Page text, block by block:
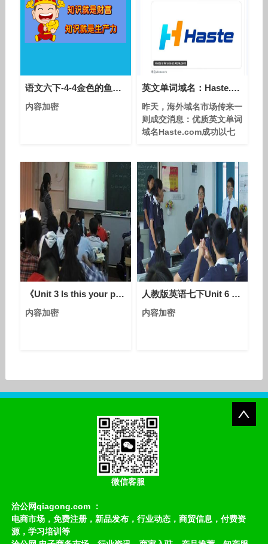
语文六下-4-4金色的鱼钩-优质课教学视频
内容加密
英文单词域名：Haste.com以七位数美元的价格成交！
昨天，海外域名市场传来一
则成交消息：优质英文单词
域名Haste.com成功以七
喜讯，并感谢AtomHQ的助
力，同时表示非常期待买家
未来的项目落地。 Haste直
译为“急速”“加快”，是一个
极具商业想象空间的英文单
词。它天然适合互联网工
具、效率类应用、游戏加速
服务、物流科技等赛道。相
比组合或创意域名，纯单
词.com域名具有极强
《Unit 3 Is this your pencil - Section A 1a—2d》人教版英语七上-河南-焦敏
内容加密
人教版英语七下Unit 6 Section A（1a-2c）教学视频实录（熊楚雄）
内容加密
微信客服
洽公网qiagong.com ：
电商市场，免费注册，新品发布，行业动态，商贸信息，付费资
源，学习培训等